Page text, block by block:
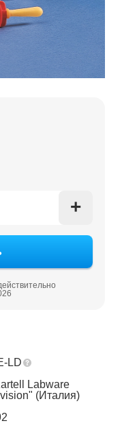
+
LD
Labware
(Италия)